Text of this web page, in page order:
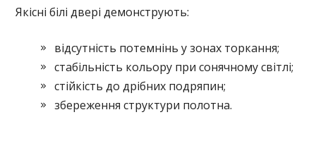
Якісні білі двері демонструють:
відсутність потемнінь у зонах торкання;
стабільність кольору при сонячному світлі;
стійкість до дрібних подряпин;
збереження структури полотна.